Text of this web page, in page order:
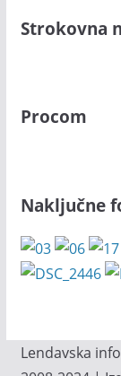
Strokovna
Procom
Naključne
Lendavska